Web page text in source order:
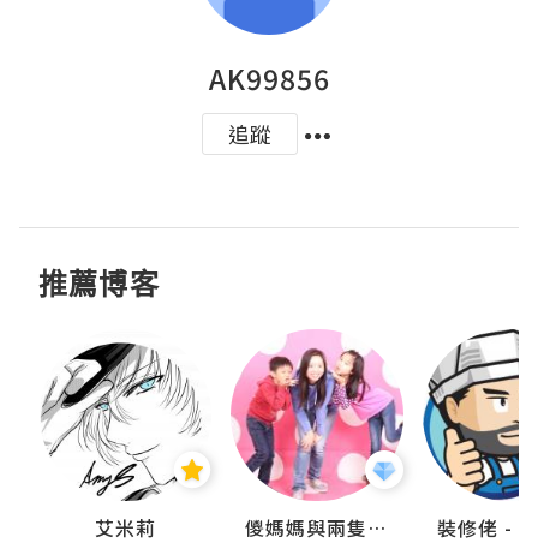
AK99856
追蹤
推薦博客
艾米莉 儍媽媽與兩隻小魔怪之家